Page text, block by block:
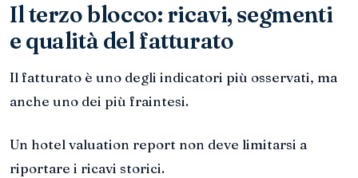
Il terzo blocco: ricavi, segmenti
e qualità del fatturato
Il fatturato è uno degli indicatori più osservati, ma
anche uno dei più fraintesi.
Un hotel valuation report non deve limitarsi a
riportare i ricavi storici.